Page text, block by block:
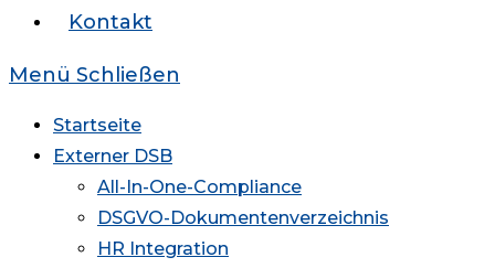
Kontakt
Menü Schließen
Startseite
Externer DSB
All-In-One-Compliance
DSGVO-Dokumentenverzeichnis
HR Integration